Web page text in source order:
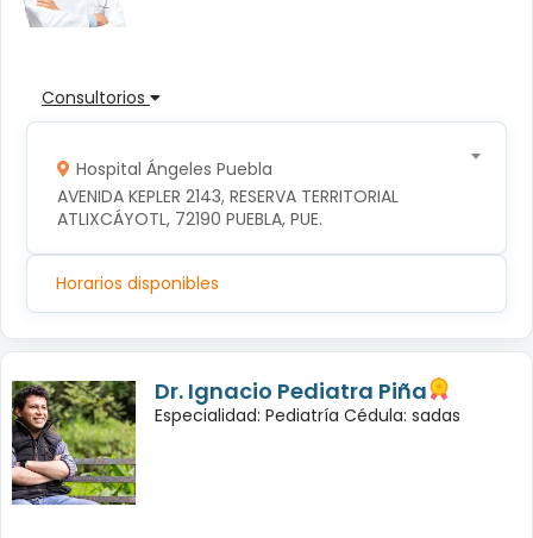
Consultorios
Hospital Ángeles Puebla
AVENIDA KEPLER 2143, RESERVA TERRITORIAL
ATLIXCÁYOTL, 72190 PUEBLA, PUE.
Horarios disponibles
Dr. Ignacio Pediatra Piña
Especialidad: Pediatría Cédula: sadas